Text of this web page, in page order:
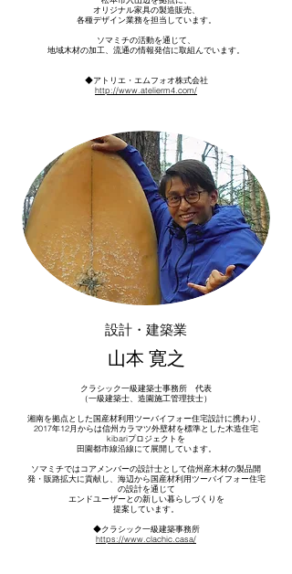
オリジナル家具の製造販売、
各種デザイン業務を担当しています。
ソマミチの活動を通じて、
地域木材の加工、流通の情報発信に取組んでいます。
◆アトリエ・エムフォオ株式会社
http://www.atelierm4.com/
設計・建築業
山本 寛之
クラシック一級建築士事務所 代表
（一級建築士、造園施工管理技士）
湘南を拠点とした国産材利用ツーバイフォー住宅設計に携わり、
2017年12月からは信州カラマツ外壁材を標準とした木造住宅
kibariプロジェクトを
田園都市線沿線にて展開しています。
ソマミチではコアメンバーの設計士として信州産木材の製品開
発・販路拡大に貢献し、海辺から国産材利用ツーバイフォー住宅
の設計を通じて
エンドユーザーとの新しい暮らしづくりを
提案しています。
​◆クラシック一級建築事務所
https://www.clachic.casa/